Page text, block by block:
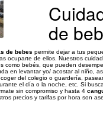
de
de bebes permite dejar a tus
ocuparte de ellos. Nuestros
como bebés, que pueden
en levantar yo/ acostar al niño,
del colegio o guardería,
el día o la noche, etc. Si
sin compromiso y hasta 4
precios y tarifas por hora son